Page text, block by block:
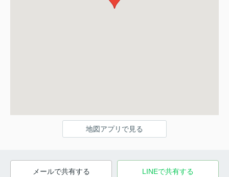
地図アプリで見る
メールで共有する LINEで共有する